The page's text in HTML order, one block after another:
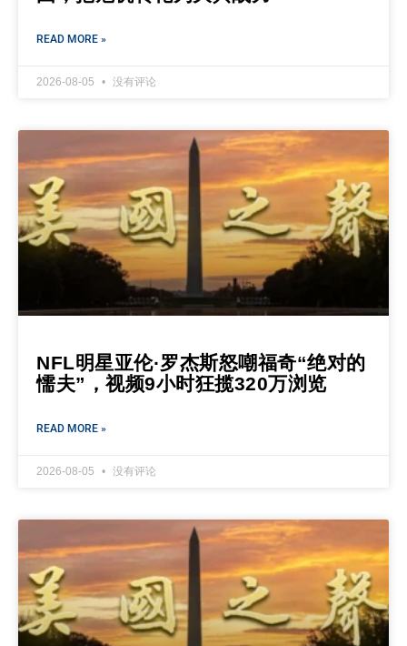
READ MORE »
2026-08-05 没有评论
NFL明星亚伦·罗杰斯怒嘲福奇“绝对的
懦夫”，视频9小时狂揽320万浏览
READ MORE »
2026-08-05 没有评论